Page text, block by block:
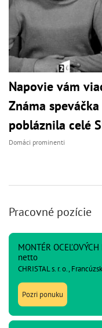
Napovie vám
Známa
pobláznila celé
Domáci prominenti
Pracovné pozície
MONTÉR
netto
CHRISTAL s. r. o.,
Pozri ponuku